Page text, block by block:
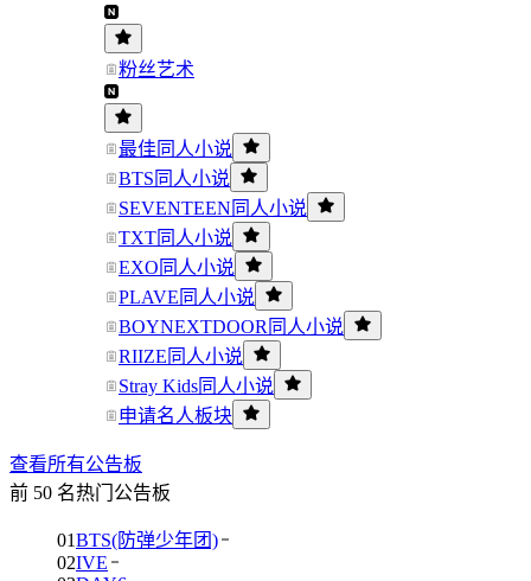
粉丝艺术
最佳同人小说
BTS同人小说
SEVENTEEN同人小说
TXT同人小说
EXO同人小说
PLAVE同人小说
BOYNEXTDOOR同人小说
RIIZE同人小说
Stray Kids同人小说
申请名人板块
查看所有公告板
前 50 名热门公告板
01BTS(防弹少年团)
02IVE